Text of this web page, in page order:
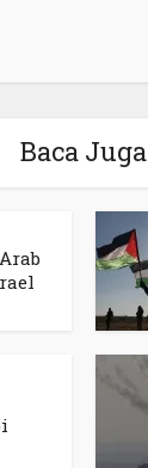
Baca Juga